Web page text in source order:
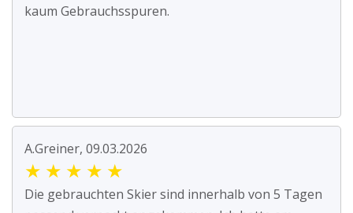
kaum Gebrauchsspuren.
A.Greiner, 09.03.2026
★ ★ ★ ★ ★
Die gebrauchten Skier sind innerhalb von 5 Tagen